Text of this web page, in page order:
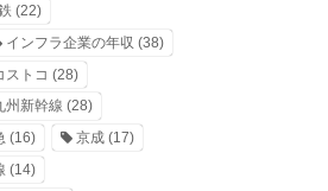
(22)
インフラ企業の年収 (38)
ストコ (28)
州新幹線 (28)
(16) 京成(17)
(14)